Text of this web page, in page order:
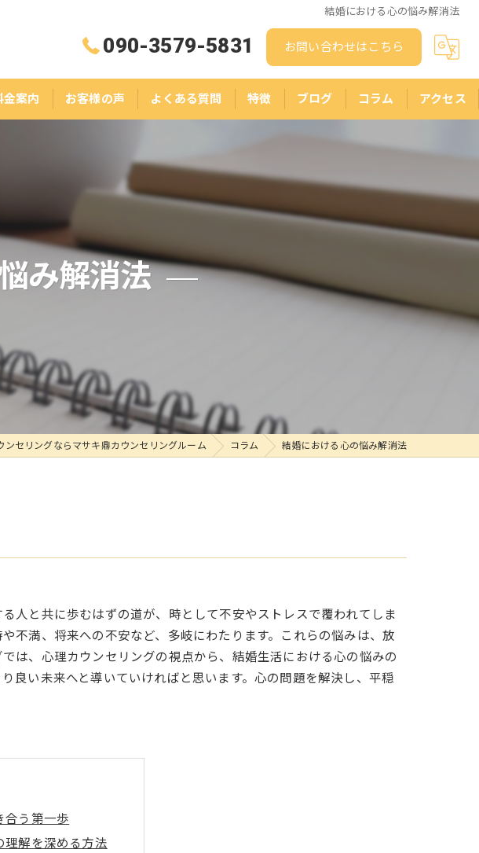
結婚における心の悩み解消法
090-3579-5831 お問い合わせはこちら
金案内 お客様の声 よくある質問 特徴
スピリチュアル
ブログ コラム アクセス
み解消法
ンセリングならマサキ鼎カウンセリングルーム コラム 結婚における心の悩み解消法
人と共に歩むはずの道が、時として不安やストレスで覆われてしま
不満、将来への不安など、多岐にわたります。これらの悩みは、放
は、心理カウンセリングの視点から、結婚生活における心の悩みの
良い未来へと導いていければと思います。心の問題を解決し、平穏
合う第一歩
理解を深める方法